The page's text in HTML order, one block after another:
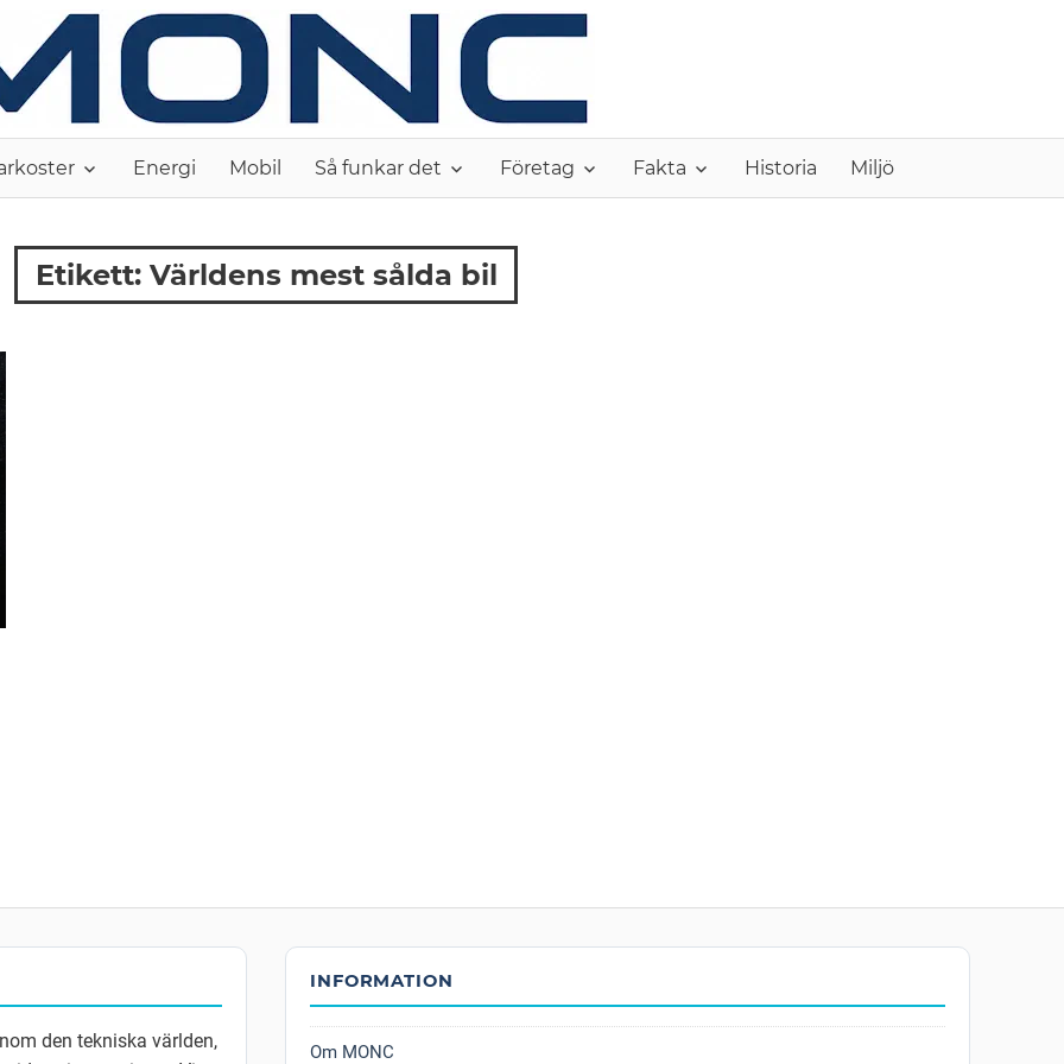
Energi Mobil Så funkar det Företag Fakta Historia Miljö
Etikett: Världens mest sålda bil
den tekniska världen,
INFORMATION
Om MONC